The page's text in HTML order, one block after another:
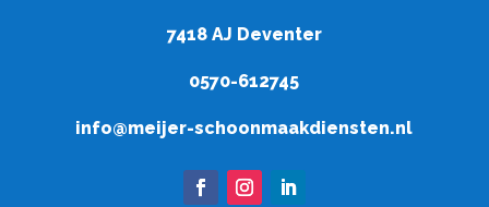
7418 AJ Deventer
0570-612745
info@meijer-schoonmaakdiensten.nl